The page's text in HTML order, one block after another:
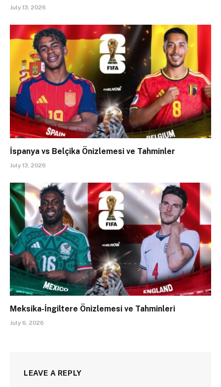
July 13, 2026
İspanya vs Belçika Önizlemesi ve Tahminler
July 13, 2026
Meksika-İngiltere Önizlemesi ve Tahminleri
July 6, 2026
LEAVE A REPLY